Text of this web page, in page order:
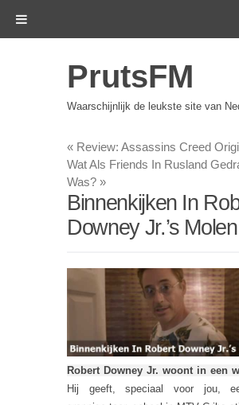
PrutsFM
Waarschijnlijk de leukste site van
« Review: Assassins Creed
Wat Als Friends In Rusland
Was? »
Binnenkijken In
Downey Jr.’s Molen
Robert Downey Jr. woont in een
Hij geeft, speciaal voor jou,